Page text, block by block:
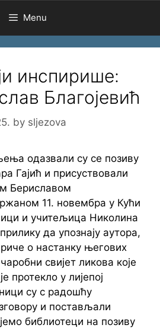
Menu
инспирише:
Благојевић
by sljezova
одазвали су се позиву
Гајић и присуствовали
Бериславом
11. новембра у Кући
и учитељица Николина
да упознају аутора,
о настанку његових
свијет ликова које
протекло у лијепој
су с радошћу
и постављали
библиотеци на позиву